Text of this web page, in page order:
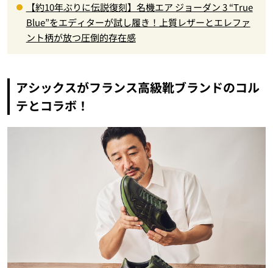
【約10年ぶりに伝説復刻】名機エア ジョーダン 3 “True
Blue”をエディターが試し履き！上質レザーとエレファ
ント柄が放つ圧倒的存在感
アシックスがフランス高級靴ブランドのコル
テとコラボ！